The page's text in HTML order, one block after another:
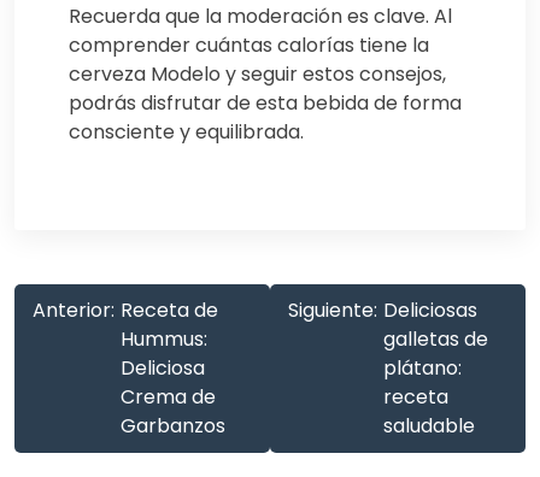
Recuerda que la moderación es clave. Al
comprender cuántas calorías tiene la
cerveza Modelo y seguir estos consejos,
podrás disfrutar de esta bebida de forma
consciente y equilibrada.
Anterior: Receta de
Hummus:
Deliciosa
Crema de
Garbanzos
Siguiente: Deliciosas
galletas de
plátano:
receta
saludable